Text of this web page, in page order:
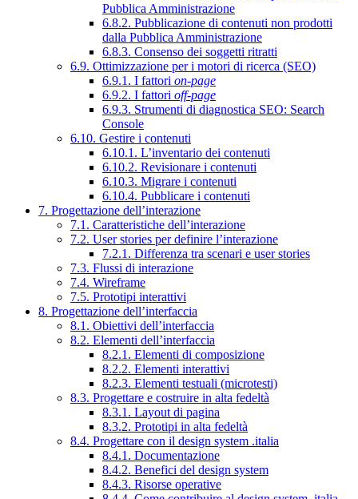
Pubblica Amministrazione
6.8.2. Pubblicazione di contenuti non prodotti
dalla Pubblica Amministrazione
6.8.3. Consenso dei soggetti ritratti
6.9. Ottimizzazione per i motori di ricerca (SEO)
6.9.1. I fattori on-page
6.9.2. I fattori off-page
6.9.3. Strumenti di diagnostica SEO: Search
Console
6.10. Gestire i contenuti
6.10.1. L’inventario dei contenuti
6.10.2. Revisionare i contenuti
6.10.3. Migrare i contenuti
6.10.4. Pubblicare i contenuti
7. Progettazione dell’interazione
7.1. Caratteristiche dell’interazione
7.2. User stories per definire l’interazione
7.2.1. Differenza tra scenari e user stories
7.3. Flussi di interazione
7.4. Wireframe
7.5. Prototipi interattivi
8. Progettazione dell’interfaccia
8.1. Obiettivi dell’interfaccia
8.2. Elementi dell’interfaccia
8.2.1. Elementi di composizione
8.2.2. Elementi interattivi
8.2.3. Elementi testuali (microtesti)
8.3. Progettare e costruire in alta fedeltà
8.3.1. Layout di pagina
8.3.2. Prototipi in alta fedeltà
8.4. Progettare con il design system .italia
8.4.1. Documentazione
8.4.2. Benefici del design system
8.4.3. Risorse operative